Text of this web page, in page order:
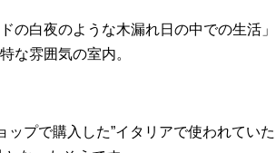
の白夜のような木漏れ日の中での生活」
な雰囲気の室内。
ップで購入した”イタリアで使われていた